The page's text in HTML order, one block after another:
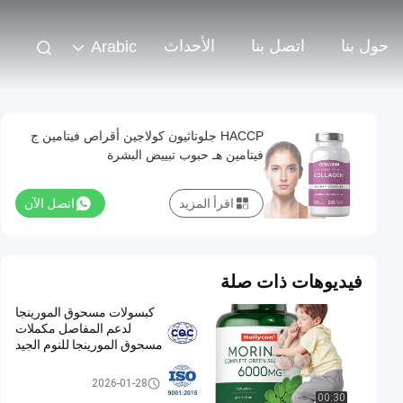
حول بنا اتصل بنا الأحداث Arabic
HACCP جلوتاثيون كولاجين أقراص فيتامين ج
فيتامين هـ حبوب تبييض البشرة
اتصل الآن اقرأ المزيد
فيديوهات ذات صلة
00:30
كبسولات مسحوق المورينجا
لدعم المفاصل مكملات
مسحوق المورينجا للنوم الجيد
2026-01-28